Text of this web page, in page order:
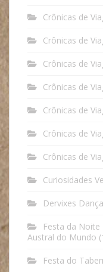
Crônicas de
Crônicas de
Crônicas de
Crônicas de
Crônicas de
Crônicas de
Crônicas de
Curiosidades
Dervixes
Festa da
Austral do Mundo
Festa do